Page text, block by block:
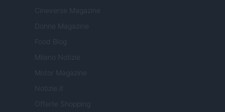
Cineverse Magazine
Donne Magazine
Food Blog
Milano Notizie
Motor Magazine
Notizie.it
Offerte Shopping